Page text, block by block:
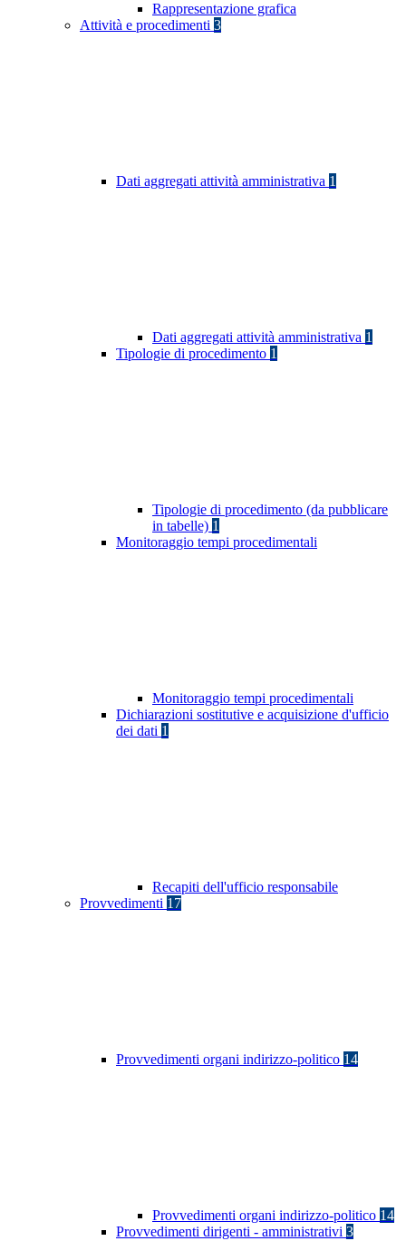
Rappresentazione grafica
Attività e procedimenti 3
Dati aggregati attività amministrativa 1
Dati aggregati attività amministrativa 1
Tipologie di procedimento 1
Tipologie di procedimento (da pubblicare
in tabelle) 1
Monitoraggio tempi procedimentali
Monitoraggio tempi procedimentali
Dichiarazioni sostitutive e acquisizione d'ufficio
dei dati 1
Recapiti dell'ufficio responsabile
Provvedimenti 17
Provvedimenti organi indirizzo-politico 14
Provvedimenti organi indirizzo-politico 14
Provvedimenti dirigenti - amministrativi 3